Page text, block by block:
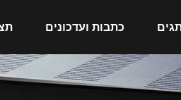
כתבות ועדכונים